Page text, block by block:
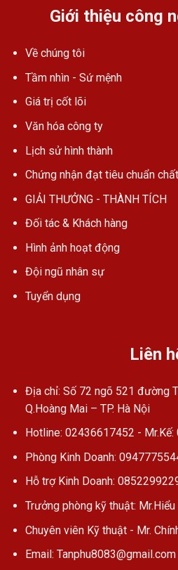
Giới thiệu công
Về chúng tôi
Tầm nhìn - Sứ mệnh
Giá trị cốt lõi
Văn hóa công ty
Lịch sử hình thành
Chứng nhận đạt tiêu chuẩn
GIẢI THƯỞNG - THÀNH TÍCH
Đối tác & Khách hàng
Hình ảnh hoạt động
Đội ngũ nhân sự
Tuyển dụng
Liên
Địa chỉ: Số 72 ngõ 521 đường
Q.Hoàng Mai – TP. Hà Nội
Hotline: 02436617452 -
Phòng Kinh Doanh:
Hỗ trợ Kinh Doanh:
Trưởng phòng kỹ thuật:
Chuyên viên Kỹ thuật - Mr.
Email: Tanphu8083@gmail.com